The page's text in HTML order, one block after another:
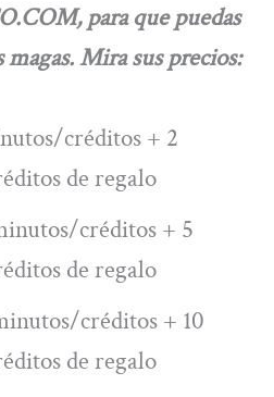
para que puedas
magas. Mira sus precios:
créditos + 2
de regalo
créditos + 5
de regalo
créditos + 10
de regalo